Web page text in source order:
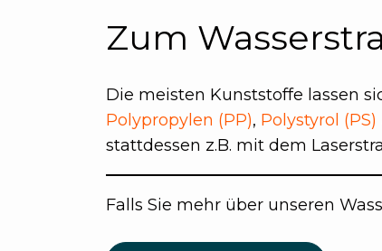
Zum
Die meisten Kunststoffe lassen
Polypropylen (PP), Polystyrol (PS)
stattdessen z.B. mit dem
Falls Sie mehr über unseren